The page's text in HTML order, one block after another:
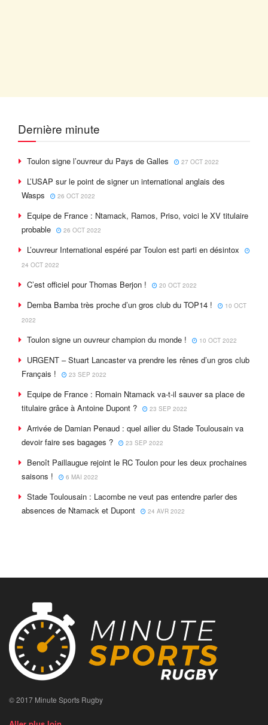
Dernière minute
Toulon signe l’ouvreur du Pays de Galles 27 OCT 2022
L’USAP sur le point de signer un international anglais des
Wasps
26 OCT 2022
Equipe de France : Ntamack, Ramos, Priso, voici le XV titulaire
probable
26 OCT 2022
L’ouvreur International espéré par Toulon est parti en désintox
24 OCT 2022
C’est officiel pour Thomas Berjon ! 20 OCT 2022
Demba Bamba très proche d’un gros club du TOP14 !
10 OCT
2022
Toulon signe un ouvreur champion du monde ! 10 OCT 2022
URGENT – Stuart Lancaster va prendre les rênes d’un gros club
Français !
23 SEP 2022
Equipe de France : Romain Ntamack va-t-il sauver sa place de
titulaire grâce à Antoine Dupont ?
23 SEP 2022
Arrivée de Damian Penaud : quel ailier du Stade Toulousain va
devoir faire ses bagages ?
23 SEP 2022
Benoît Paillaugue rejoint le RC Toulon pour les deux prochaines
saisons !
6 MAI 2022
Stade Toulousain : Lacombe ne veut pas entendre parler des
absences de Ntamack et Dupont
24 AVR 2022
© 2017 Minute Sports Rugby